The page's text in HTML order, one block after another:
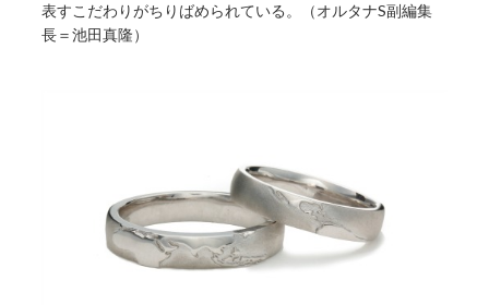
表すこだわりがちりばめられている。（オルタナS副編集
長＝池田真隆）